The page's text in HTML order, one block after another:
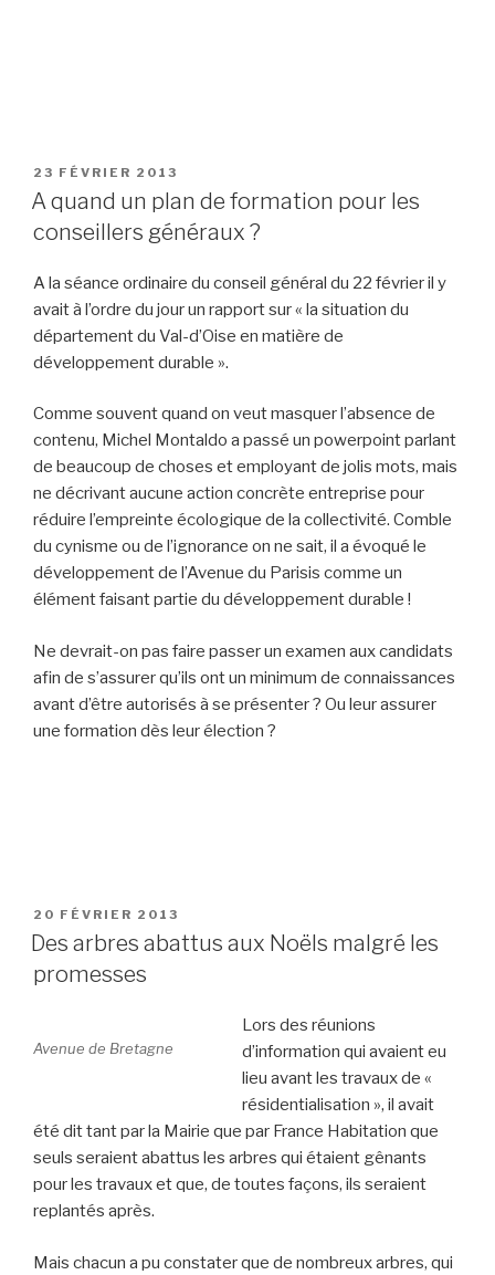
PUBLIÉ
LE
23 FÉVRIER 2013
A quand un plan de formation pour les
conseillers généraux ?
A la séance ordinaire du conseil général du 22 février il y
avait à l’ordre du jour un rapport sur « la situation du
département du Val-d’Oise en matière de
développement durable ».
Comme souvent quand on veut masquer l’absence de
contenu, Michel Montaldo a passé un powerpoint parlant
de beaucoup de choses et employant de jolis mots, mais
ne décrivant aucune action concrète entreprise pour
réduire l’empreinte écologique de la collectivité. Comble
du cynisme ou de l’ignorance on ne sait, il a évoqué le
développement de l’Avenue du Parisis comme un
élément faisant partie du développement durable !
Ne devrait-on pas faire passer un examen aux candidats
afin de s’assurer qu’ils ont un minimum de connaissances
avant d’être autorisés à se présenter ? Ou leur assurer
une formation dès leur élection ?
PUBLIÉ
LE
20 FÉVRIER 2013
Des arbres abattus aux Noëls malgré les
promesses
Avenue de Bretagne
Lors des réunions
d’information qui avaient eu
lieu avant les travaux de «
résidentialisation », il avait
été dit tant par la Mairie que par France Habitation que
seuls seraient abattus les arbres qui étaient gênants
pour les travaux et que, de toutes façons, ils seraient
replantés après.
Mais chacun a pu constater que de nombreux arbres, qui